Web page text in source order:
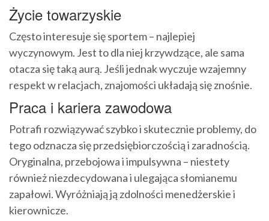
Życie towarzyskie
Często interesuje się sportem – najlepiej
wyczynowym. Jest to dla niej krzywdzące, ale sama
otacza się taką aurą. Jeśli jednak wyczuje wzajemny
respekt w relacjach, znajomości układają się znośnie.
Praca i kariera zawodowa
Potrafi rozwiązywać szybko i skutecznie problemy, do
tego odznacza się przedsiębiorczością i zaradnością.
Oryginalna, przebojowa i impulsywna – niestety
również niezdecydowana i ulegająca słomianemu
zapałowi. Wyróżniają ją zdolności menedżerskie i
kierownicze.